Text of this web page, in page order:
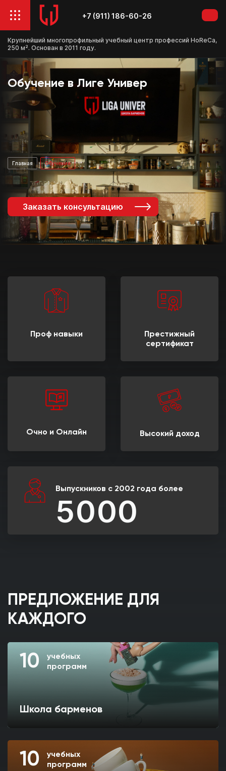
Крупнейший многопрофильный учебный центр профессий HoReCa,
250 м². Основан в 2011 году.
+7 (911) 186-60-26
Обучение в Лиге Универ
Главная Обучение
Заказать консультацию
Проф навыки
Престижный
сертификат
Очно и Онлайн Высокий доход
Выпускников с 2002 года более
5000
ПРЕДЛОЖЕНИЕ ДЛЯ
КАЖДОГО
10
учебных
программ
Школа барменов
10
учебных
программ